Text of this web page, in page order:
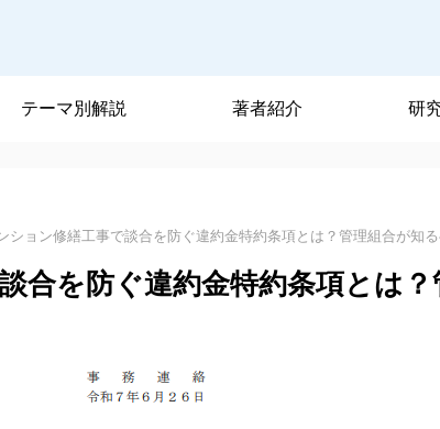
テーマ別解説 著者紹介 研
ション修繕工事で談合を防ぐ違約金特約条項とは？管理組合が知
合を防ぐ違約金特約条項とは